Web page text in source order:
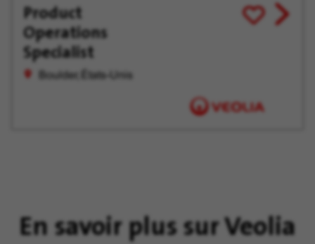
Product
Operations
Specialist
Boulder, États-Unis
Enregistrer
pour
View
job
En savoir plus sur Veolia